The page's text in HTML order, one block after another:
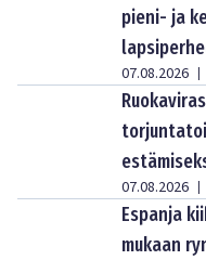
pieni- ja
07.08.2026 |
07.08.2026 |
Espanja
mukaan